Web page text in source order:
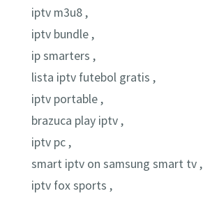
iptv m3u8 ,
iptv bundle ,
ip smarters ,
lista iptv futebol gratis ,
iptv portable ,
brazuca play iptv ,
iptv pc ,
smart iptv on samsung smart tv ,
iptv fox sports ,